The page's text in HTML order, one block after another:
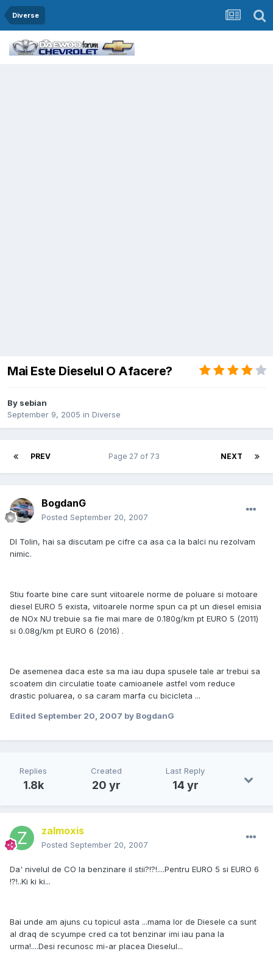
Diverse
Mai Este Dieselul O Afacere?
By sebian
September 9, 2005 in Diverse
PREV NEXT
Page 27 of 73
BogdanG
Posted September 20, 2007
Dl Tolin, hai sa discutam pe cifre ca asa ca la balci nu rezolvam
nimic.
Stiu foarte bine care sunt viitoarele norme de poluare si motoare
diesel EURO 5 exista, viitoarele norme spun ca pt un diesel emisia
de NOx NU trebuie sa fie mai mare de 0.180g/km pt EURO 5 (2011)
si 0.08g/km pt EURO 6 (2016) .
De asemenea daca este sa ma iau dupa spusele tale ar trebui sa
scoatem din circulatie toate camioanele astfel vom reduce
drastic poluarea, o sa caram marfa cu bicicleta ...
Edited September 20, 2007 by BogdanG
Replies
1.8k
Created
20 yr
Last Reply
14 yr
zalmoxis
Posted September 20, 2007
Da' nivelul de CO la benzinare il stii?!?!....Pentru EURO 5 si EURO 6
!?!..Ki ki ki...
Bai unde am ajuns cu topicul asta ...mama lor de Diesele ca sunt
al draq de scyumpe cred ca tot benzinar imi iau pana la
urma!....Desi recunosc mi-ar placea Dieselul...